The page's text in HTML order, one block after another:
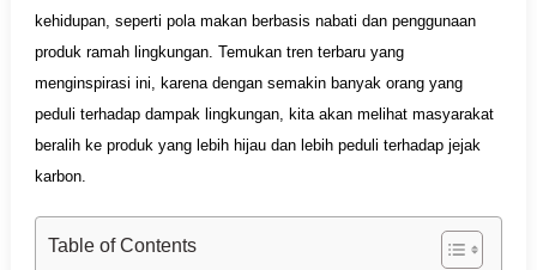
kehidupan, seperti pola makan berbasis nabati dan penggunaan
produk ramah lingkungan. Temukan tren terbaru yang
menginspirasi ini, karena dengan semakin banyak orang yang
peduli terhadap dampak lingkungan, kita akan melihat masyarakat
beralih ke produk yang lebih hijau dan lebih peduli terhadap jejak
karbon.
Table of Contents